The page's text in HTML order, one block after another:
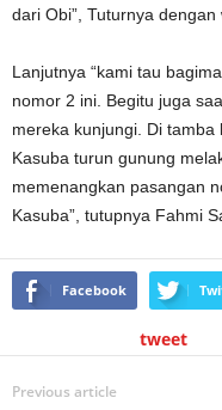
dari Obi”, Tuturnya dengan
Lanjutnya “kami tau
nomor 2 ini. Begitu juga
mereka kunjungi. Di
Kasuba turun gunung
memenangkan pasangan
Kasuba”, tutupnya Fahmi
Facebook
tweet
Previous article